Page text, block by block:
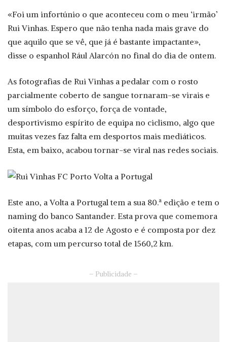
«Foi um infortúnio o que aconteceu com o meu ‘irmão’
Rui Vinhas. Espero que não tenha nada mais grave do
que aquilo que se vê, que já é bastante impactante»,
disse o espanhol Rául Alarcón no final do dia de ontem.
As fotografias de Rui Vinhas a pedalar com o rosto
parcialmente coberto de sangue tornaram-se virais e
um símbolo do esforço, força de vontade,
desportivismo espírito de equipa no ciclismo, algo que
muitas vezes faz falta em desportos mais mediáticos.
Esta, em baixo, acabou tornar-se viral nas redes sociais.
Este ano, a Volta a Portugal tem a sua 80.ª edição e tem o
naming do banco Santander. Esta prova que comemora
oitenta anos acaba a 12 de Agosto e é composta por dez
etapas, com um percurso total de 1560,2 km.
– Publicidade –